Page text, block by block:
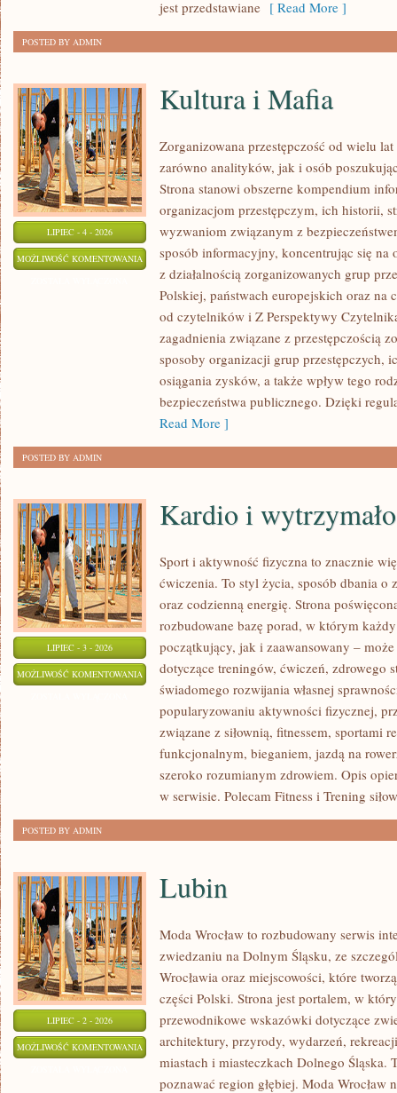
jest przedstawiane [ Read More ]
POSTED BY ADMIN
LIPIEC - 4 - 2026
MOŻLIWOŚĆ KOMENTOWANIA KULTURA
MAFIA
Kultura i Mafia
Zorganizowana przestępczość od wielu
zarówno analityków, jak i osób
Strona stanowi obszerne kompendium
organizacjom przestępczym, ich historii,
wyzwaniom związanym z
sposób informacyjny, koncentrując się
z działalnością zorganizowanych grup
Polskiej, państwach europejskich oraz na
od czytelników i Z Perspektywy
zagadnienia związane z przestępczością
sposoby organizacji grup przestępczych,
osiągania zysków, a także wpływ tego
bezpieczeństwa publicznego. Dzięki
Read More ]
POSTED BY ADMIN
LIPIEC - 3 - 2026
MOŻLIWOŚĆ KOMENTOWANIA KARDIO
WYTRZYMAŁOŚĆ
Kardio i
Sport i aktywność fizyczna to znacznie
ćwiczenia. To styl życia, sposób dbania o
oraz codzienną energię. Strona
rozbudowane bazę porad, w którym
początkujący, jak i zaawansowany –
dotyczące treningów, ćwiczeń, zdrowego
świadomego rozwijania własnej
popularyzowaniu aktywności fizycznej,
związane z siłownią, fitnessem, sportami
funkcjonalnym, bieganiem, jazdą na
szeroko rozumianym zdrowiem. Opis
w serwisie. Polecam Fitness i Trening
POSTED BY ADMIN
LIPIEC - 2 - 2026
MOŻLIWOŚĆ KOMENTOWANIA LUBIN
Lubin
Moda Wrocław to rozbudowany serwis
zwiedzaniu na Dolnym Śląsku, ze
Wrocławia oraz miejscowości, które
części Polski. Strona jest portalem, w
przewodnikowe wskazówki dotyczące
architektury, przyrody, wydarzeń,
miastach i miasteczkach Dolnego Śląska.
poznawać region głębiej. Moda Wrocław